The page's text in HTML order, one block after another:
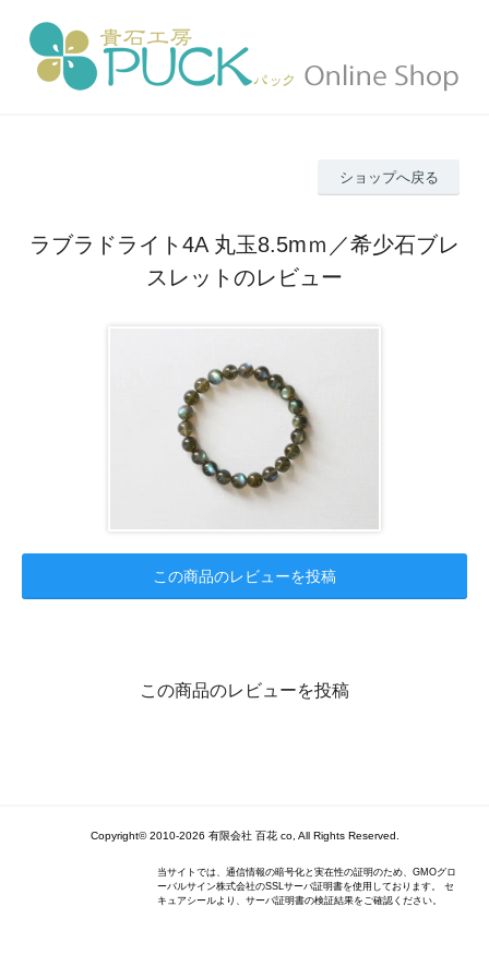
ショップへ戻る
ラブラドライト4A 丸玉8.5mｍ／希少石ブレ
スレットのレビュー
この商品のレビューを投稿
この商品のレビューを投稿
Copyright© 2010-2026 有限会社 百花 co, All Rights Reserved.
当サイトでは、通信情報の暗号化と実在性の証明のため、GMOグロ
ーバルサイン株式会社のSSLサーバ証明書を使用しております。 セ
キュアシールより、サーバ証明書の検証結果をご確認ください。